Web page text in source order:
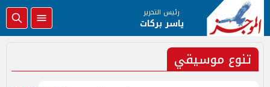
رئيس التحرير
ياسر بركات
تنوع موسيقي